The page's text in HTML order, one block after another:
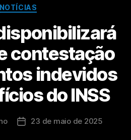
NOTÍCIAS
contestação
indevidos
do INSS
23 de maio de 2025